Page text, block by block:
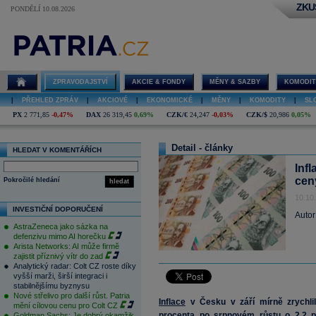
PONDĚLÍ 10.08.2026
ZPRAVODAJSTVÍ AKCIE & FONDY MĚNY & SAZBY
PŘEHLED ZPRÁV AKCIOVÉ EKONOMICKÉ MĚNY KOMODITY
PX 2 771,85 -0,47% DAX 26 319,45 0,69% CZK/€ 24,247 -0,03% CZK/$ 20,986 0,05%
HLEDAT V KOMENTÁŘÍCH
hledat
Pokročilé hledání
INVESTIČNÍ DOPORUČENÍ
AstraZeneca jako sázka na
defenzivu mimo AI horečku
Arista Networks: AI může firmě
zajistit příznivý vítr do zad
Analytický radar: Colt CZ roste díky
vyšší marži, širší integraci i
stabilnějšímu byznysu
Nové střelivo pro další růst. Patria
mění cílovou cenu pro Colt CZ
Detail - články
Inflace v Česku v září mírně